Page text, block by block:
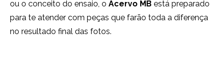
ou o conceito do ensaio, o Acervo MB está preparado
para te atender com peças que farão toda a diferença
no resultado final das fotos.